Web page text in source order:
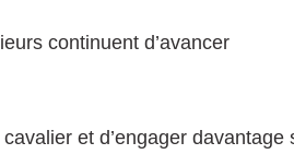
continuent d’avancer
et d’engager davantage